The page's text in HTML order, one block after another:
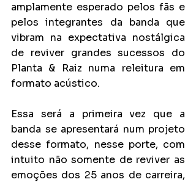
amplamente esperado pelos fãs e
pelos integrantes da banda que
vibram na expectativa nostálgica
de reviver grandes sucessos do
Planta & Raiz numa releitura em
formato acústico.
Essa será a primeira vez que a
banda se apresentará num projeto
desse formato, nesse porte, com
intuito não somente de reviver as
emoções dos 25 anos de carreira,